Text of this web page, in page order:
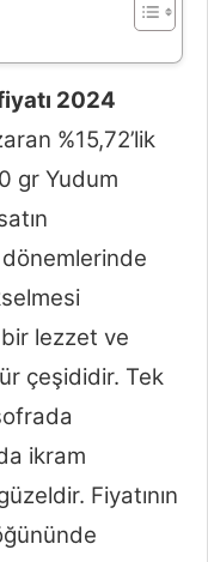
2024
%15,72’lik
gr Yudum
dönemlerinde
lezzet ve
çeşididir. Tek
ikram
Fiyatının